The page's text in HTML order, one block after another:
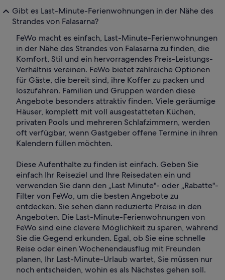
Gibt es Last-Minute-Ferienwohnungen in der Nähe des
Strandes von Falasarna?
FeWo macht es einfach, Last-Minute-Ferienwohnungen
in der Nähe des Strandes von Falasarna zu finden, die
Komfort, Stil und ein hervorragendes Preis-Leistungs-
Verhältnis vereinen. FeWo bietet zahlreiche Optionen
für Gäste, die bereit sind, ihre Koffer zu packen und
loszufahren. Familien und Gruppen werden diese
Angebote besonders attraktiv finden. Viele geräumige
Häuser, komplett mit voll ausgestatteten Küchen,
privaten Pools und mehreren Schlafzimmern, werden
oft verfügbar, wenn Gastgeber offene Termine in ihren
Kalendern füllen möchten.
Diese Aufenthalte zu finden ist einfach. Geben Sie
einfach Ihr Reiseziel und Ihre Reisedaten ein und
verwenden Sie dann den „Last Minute"- oder „Rabatte"-
Filter von FeWo, um die besten Angebote zu
entdecken. Sie sehen dann reduzierte Preise in den
Angeboten. Die Last-Minute-Ferienwohnungen von
FeWo sind eine clevere Möglichkeit zu sparen, während
Sie die Gegend erkunden. Egal, ob Sie eine schnelle
Reise oder einen Wochenendausflug mit Freunden
planen, Ihr Last-Minute-Urlaub wartet, Sie müssen nur
noch entscheiden, wohin es als Nächstes gehen soll.